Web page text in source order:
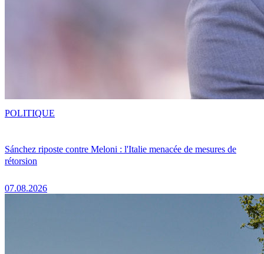
Sánchez riposte contre Meloni : l'Italie menacée de mesures de
rétorsion
07.08.2026
POLITIQUE